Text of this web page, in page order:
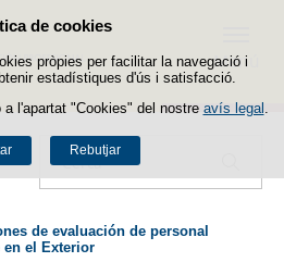
de cookies
pròpies per facilitar la navegació i
estadístiques d'ús i satisfacció.
l'apartat "Cookies" del nostre avís legal
Rebutjar
Passar al contingut
Cercador
Menú
de evaluación de personal
el Exterior